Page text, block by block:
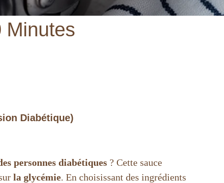
Minutes
Diabétique)
personnes diabétiques ? Cette sauce
la glycémie. En choisissant des ingrédients